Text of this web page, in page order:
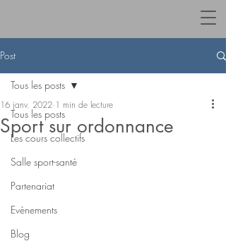
Post
Tous les posts
Les cours collectifs
Salle sport-santé
Partenariat
Evènements
Blog
Tous les posts
Sport sur ordonnance
16 janv. 2022 1 min de lecture